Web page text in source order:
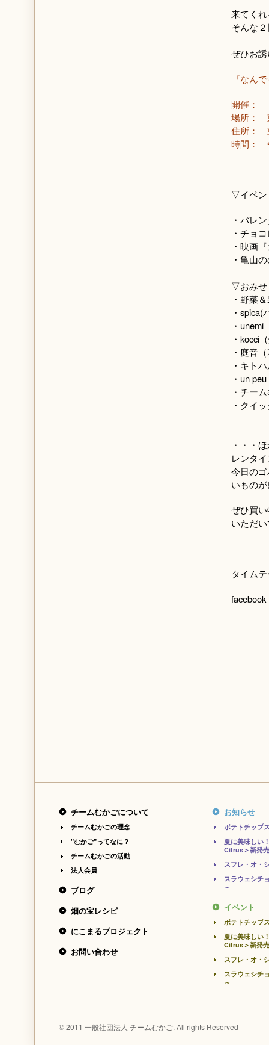
来てく
そんな
ぜひお
『なん
開催：
場所：
住所：
時間：
▽イベン
・バレ
・チョ
・映画
・亀山
▽おみ
・野菜
・
・
・kocci
・庭音
・キト
・un
・チー
・クイ
・・・
レンタ
今日の
いもの
ぜひ買
いただ
タイム
チームむかごについて
チームむかごの理念
"むかご"ってなに？
チームむかごの活動
法人会員
ブログ
畑の宝レシピ
にこまるプロジェクト
お問い合わせ
お知らせ
ポテトチップ
夏に美味しい
Citrus＞新発
スフレ・オ・
スラウェシチ
～
イベント
ポテトチップ
夏に美味しい
Citrus＞新発
スフレ・オ・
スラウェシチ
～
© 2011 一般社団法人 チームむかご. All rights Reserved